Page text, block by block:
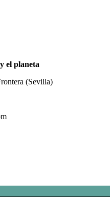
el planeta
(Sevilla)